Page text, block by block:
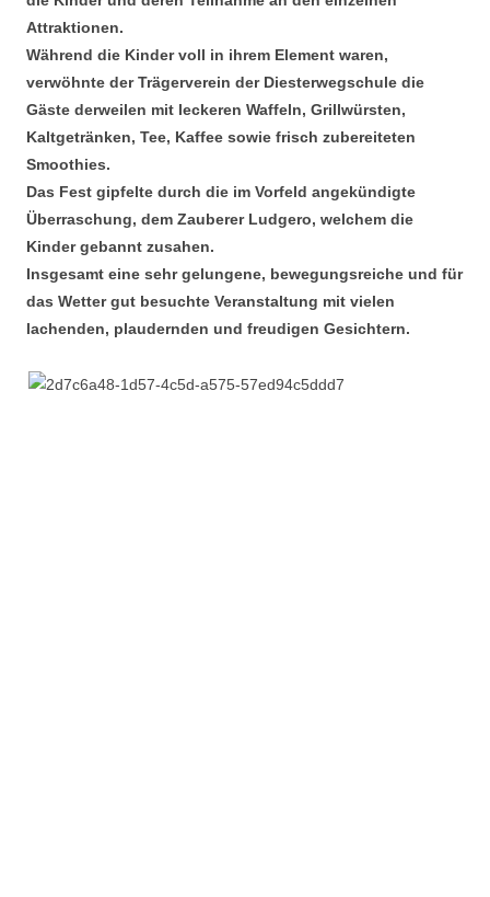
Attraktionen.
Während die Kinder voll in ihrem Element waren,
verwöhnte der Trägerverein der Diesterwegschule die
Gäste derweilen mit leckeren Waffeln, Grillwürsten,
Kaltgetränken, Tee, Kaffee sowie frisch zubereiteten
Smoothies.
Das Fest gipfelte durch die im Vorfeld angekündigte
Überraschung, dem Zauberer Ludgero, welchem die
Kinder gebannt zusahen.
Insgesamt eine sehr gelungene, bewegungsreiche und für
das Wetter gut besuchte Veranstaltung mit vielen
lachenden, plaudernden und freudigen Gesichtern.